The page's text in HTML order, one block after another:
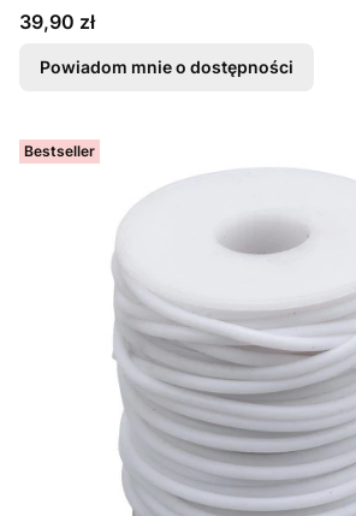
Cena
39,90 zł
Powiadom mnie o dostępności
Bestseller